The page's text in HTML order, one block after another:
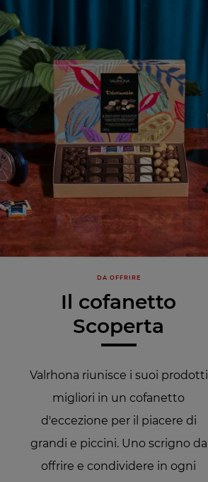
DA OFFRIRE
Il cofanetto
Scoperta
Valrhona riunisce i suoi prodotti
migliori in un cofanetto
d'eccezione per il piacere di
grandi e piccini. Uno scrigno da
offrire e condividere in ogni